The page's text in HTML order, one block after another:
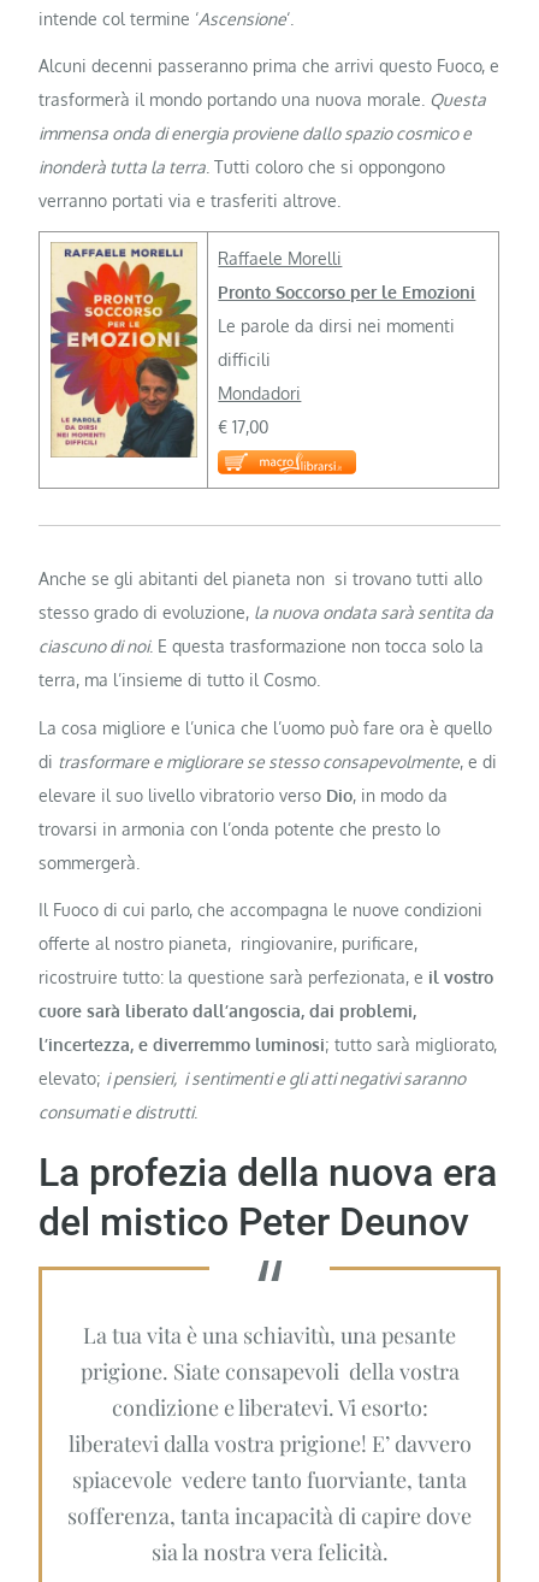
intende col termine ‘Ascensione‘.
Alcuni decenni passeranno prima che arrivi questo Fuoco, e
trasformerà il mondo portando una nuova morale. Questa
immensa onda di energia proviene dallo spazio cosmico e
inonderà tutta la terra . Tutti coloro che si oppongono
verranno portati via e trasferiti altrove.
Raffaele Morelli
Pronto Soccorso per le Emozioni
Le parole da dirsi nei momenti
difficili
Mondadori
€ 17,00
Anche se gli abitanti del pianeta non si trovano tutti allo
stesso grado di evoluzione, la nuova ondata sarà sentita da
ciascuno di noi. E questa trasformazione non tocca solo la
terra, ma l’insieme di tutto il Cosmo.
La cosa migliore e l’unica che l’uomo può fare ora è quello
di trasformare e migliorare se stesso consapevolmente, e di
elevare il suo livello vibratorio verso Dio, in modo da
trovarsi in armonia con l’onda potente che presto lo
sommergerà.
Il Fuoco di cui parlo, che accompagna le nuove condizioni
offerte al nostro pianeta, ringiovanire, purificare,
ricostruire tutto: la questione sarà perfezionata, e il vostro
cuore sarà liberato dall’angoscia, dai problemi,
l’incertezza, e diverremmo luminosi; tutto sarà migliorato,
elevato; i pensieri, i sentimenti e gli atti negativi saranno
consumati e distrutti.
La profezia della nuova era
del mistico Peter Deunov
La tua vita è una schiavitù, una pesante
prigione. Siate consapevoli della vostra
condizione e liberatevi. Vi esorto:
liberatevi dalla vostra prigione! E’ davvero
spiacevole vedere tanto fuorviante, tanta
sofferenza, tanta incapacità di capire dove
sia la nostra vera felicità.